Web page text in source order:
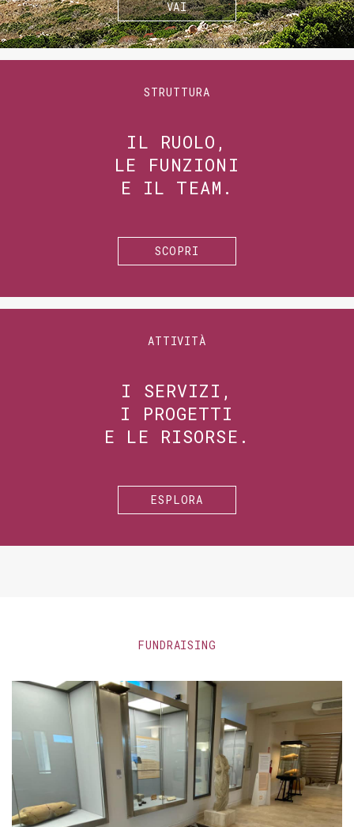
VAI
STRUTTURA
IL RUOLO,
LE FUNZIONI
E IL TEAM.
SCOPRI
ATTIVITÀ
I SERVIZI,
I PROGETTI
E LE RISORSE.
ESPLORA
FUNDRAISING